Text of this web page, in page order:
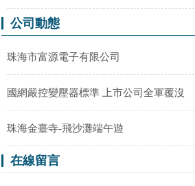
公司動態
珠海市富源電子有限公司
國網嚴控變壓器標準 上市公司全軍覆沒
珠海金臺寺-飛沙灘端午遊
在線留言